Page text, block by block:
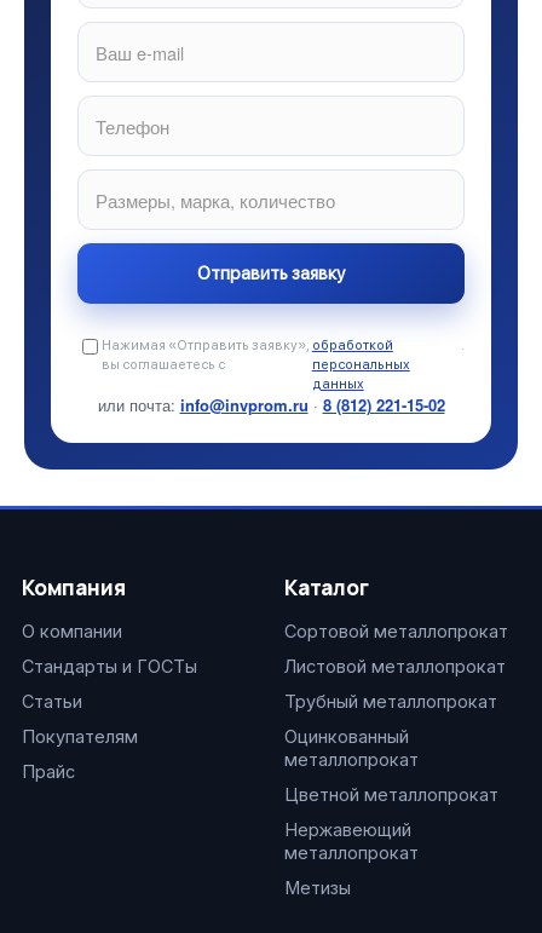
Нажимая «Отправить заявку»,
вы соглашаетесь с
обработкой
персональных
данных
.
или почта: info@invprom.ru · 8 (812) 221-15-02
Компания
О компании
Стандарты и ГОСТы
Статьи
Покупателям
Прайс
Каталог
Сортовой металлопрокат
Листовой металлопрокат
Трубный металлопрокат
Оцинкованный
металлопрокат
Цветной металлопрокат
Нержавеющий
металлопрокат
Метизы